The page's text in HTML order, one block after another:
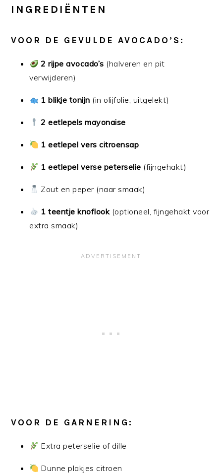
INGREDIËNTEN
VOOR DE GEVULDE AVOCADO’S:
2 rijpe avocado’s (halveren en pit
verwijderen)
1 blikje tonijn (in olijfolie, uitgelekt)
2 eetlepels mayonaise
1 eetlepel vers citroensap
1 eetlepel verse peterselie (fijngehakt)
Zout en peper (naar smaak)
1 teentje knoflook(optioneel, fijngehakt voor
extra smaak)
VOOR DE GARNERING:
Extra peterselie of dille
Dunne plakjes citroen